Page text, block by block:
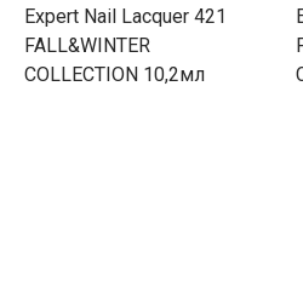
Expert Nail Lacquer 421
FALL&WINTER
COLLECTION 10,2мл